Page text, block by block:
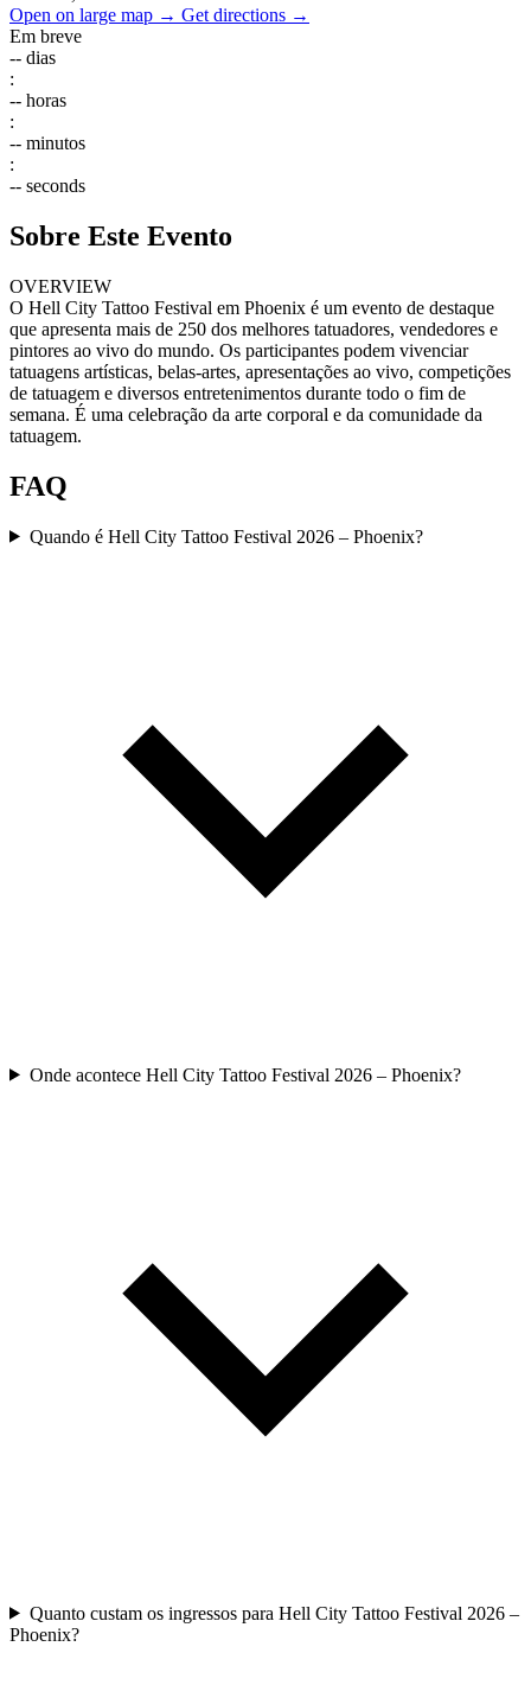
Open on large map → Get directions →
Em breve
-- dias
:
-- horas
:
-- minutos
:
-- seconds
Sobre Este Evento
OVERVIEW
O Hell City Tattoo Festival em Phoenix é um evento de destaque
que apresenta mais de 250 dos melhores tatuadores, vendedores e
pintores ao vivo do mundo. Os participantes podem vivenciar
tatuagens artísticas, belas-artes, apresentações ao vivo, competições
de tatuagem e diversos entretenimentos durante todo o fim de
semana. É uma celebração da arte corporal e da comunidade da
tatuagem.
FAQ
Quando é Hell City Tattoo Festival 2026 – Phoenix?
Onde acontece Hell City Tattoo Festival 2026 – Phoenix?
Quanto custam os ingressos para Hell City Tattoo Festival 2026 –
Phoenix?